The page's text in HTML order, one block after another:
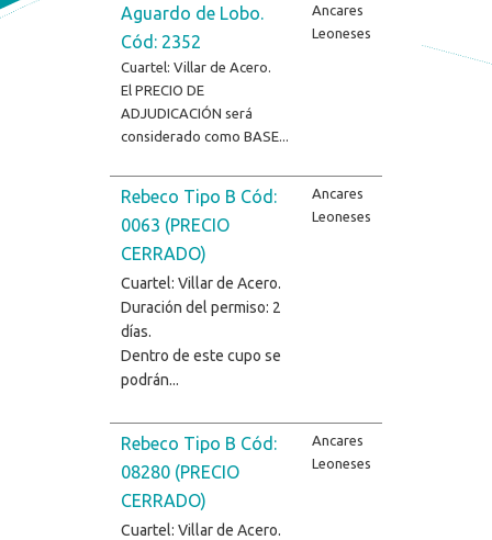
Aguardo de Lobo.
Cód: 2352
Cuartel: Villar de Acero.
El PRECIO DE
ADJUDICACIÓN será
considerado como BASE...
Ancares
Leoneses
Rebeco Tipo B Cód:
0063 (PRECIO
CERRADO)
Cuartel: Villar de Acero.
Duración del permiso: 2
días.
Dentro de este cupo se
podrán...
Ancares
Leoneses
Rebeco Tipo B Cód:
08280 (PRECIO
CERRADO)
Cuartel: Villar de Acero.
Ancares
Leoneses